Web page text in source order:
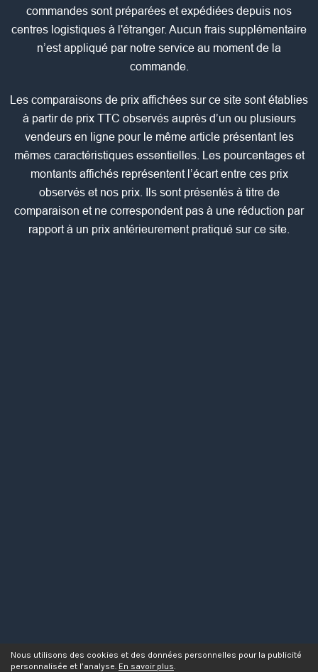
commandes sont préparées et expédiées depuis nos
centres logistiques à l'étranger. Aucun frais supplémentaire
n’est appliqué par notre service au moment de la
commande.
Les comparaisons de prix affichées sur ce site sont établies
à partir de prix TTC observés auprès d’un ou plusieurs
vendeurs en ligne pour le même article présentant les
mêmes caractéristiques essentielles. Les pourcentages et
montants affichés représentent l’écart entre ces prix
observés et nos prix. Ils sont présentés à titre de
comparaison et ne correspondent pas à une réduction par
rapport à un prix antérieurement pratiqué sur ce site.
Nous utilisons des cookies et des données personnelles pour la publicité
personnalisée et l’analyse. En savoir plus.